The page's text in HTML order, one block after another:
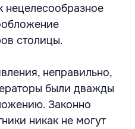
нецелесообразное
столицы.
неправильно,
были дважды
Законно
никак не могут